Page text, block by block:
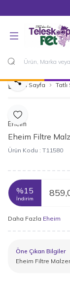
Ana Sayfa Tatlı
Favoriye Ekle
Paylaş
Eheim
Eheim Filtre
Ürün Kodu : T11580
%15
İndirim
Daha Fazla Eheim
Öne Çıkan Bilgiler
Eheim Filtre